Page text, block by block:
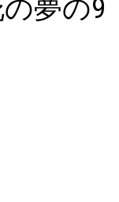
夢の9